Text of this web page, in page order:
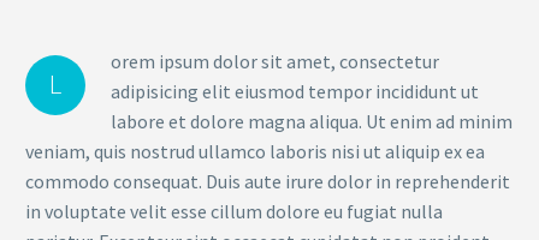
L
orem ipsum dolor sit amet, consectetur
adipisicing elit eiusmod tempor incididunt ut
labore et dolore magna aliqua. Ut enim ad minim
veniam, quis nostrud ullamco laboris nisi ut aliquip ex ea
commodo consequat. Duis aute irure dolor in reprehenderit
in voluptate velit esse cillum dolore eu fugiat nulla